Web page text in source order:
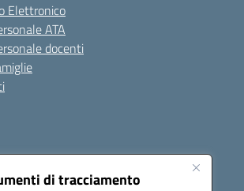
di tracciamento
Elettronico
ATA
docenti